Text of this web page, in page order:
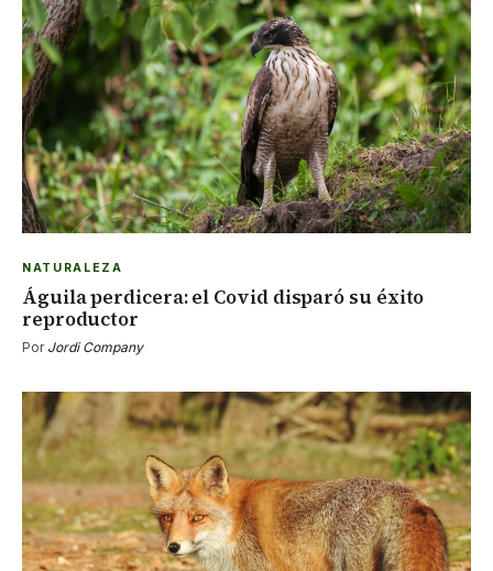
NATURALEZA
Águila perdicera: el Covid disparó su éxito
reproductor
Por Jordi Company